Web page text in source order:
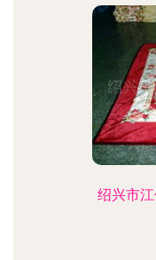
绍兴市